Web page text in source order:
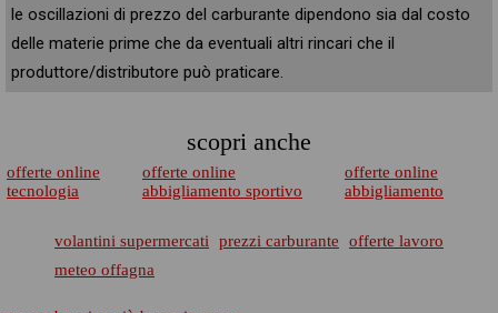
le oscillazioni di prezzo del carburante dipendono sia dal costo
delle materie prime che da eventuali altri rincari che il
produttore/distributore può praticare.
scopri anche
offerte online
tecnologia
offerte online
abbigliamento sportivo
offerte online
abbigliamento
volantini supermercati prezzi carburante
offerte lavoro
meteo offagna